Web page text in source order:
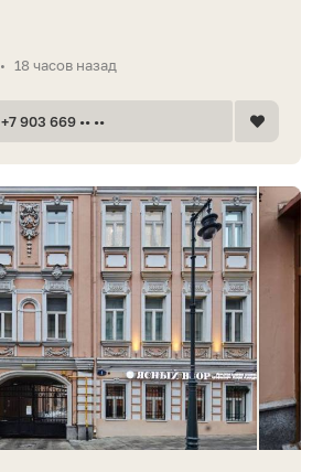
• 18 часов назад
+7 903 669 •• ••